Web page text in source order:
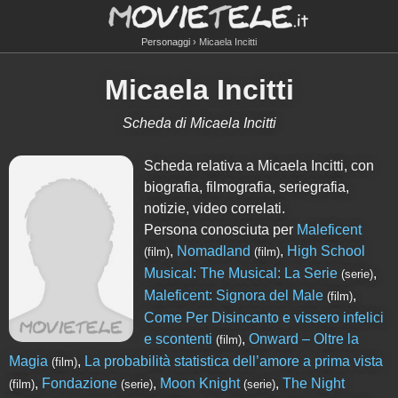
Personaggi Micaela Incitti
Micaela Incitti
Scheda di Micaela Incitti
Scheda relativa a Micaela Incitti, con
biografia, filmografia, seriegrafia,
notizie, video correlati.
Persona conosciuta per Maleficent
(film), Nomadland (film), High School
Musical: The Musical: La Serie (serie),
Maleficent: Signora del Male (film),
Come Per Disincanto e vissero infelici
e scontenti (film),Onward – Oltre la
Magia (film), La probabilità statistica dell’amore a prima vista
(film), Fondazione (serie), Moon Knight (serie), The Night